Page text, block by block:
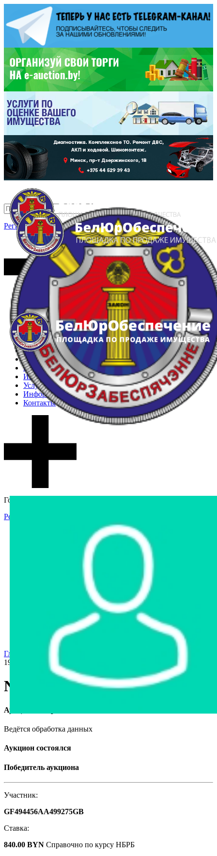
Регистрация Вход
Главная
Арестованное имущество
Реестр несостоявшихся торгов
Реестр переоценок
Частное имущество
Государственное имущество
Интернет-магазин
Интернет-витрина
Услуги
Информация
Контакты
Гостевой доступ
Регистрация
Интернет-магазин
Интернет-витрина
Арестованное имущество
Реестр несостоявшихся торгов
Реестр переоценок
Государственное имущество
Главная страница
1998
Nissan Almera, 1998
Аукцион завершён
Ведётся обработка данных
Аукцион состоялся
Победитель аукциона
Участник:
GF494456AA499275GB
Ставка:
840.00 BYN Справочно по курсу НБРБ